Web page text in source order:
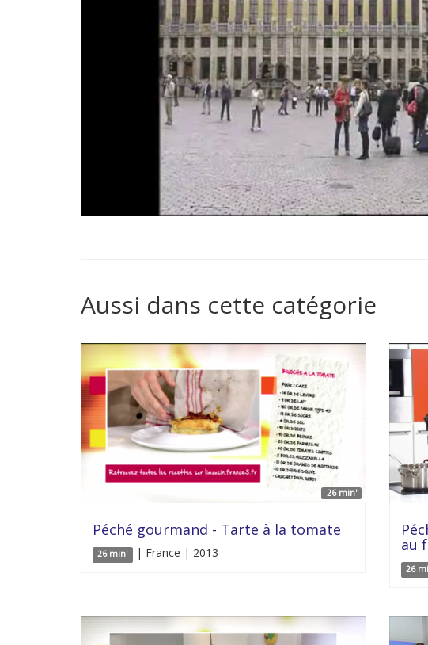
Aussi dans cette catégorie
26 min'
Péché gourmand - Tarte à la tomate
26 min' | France | 2013 au
26